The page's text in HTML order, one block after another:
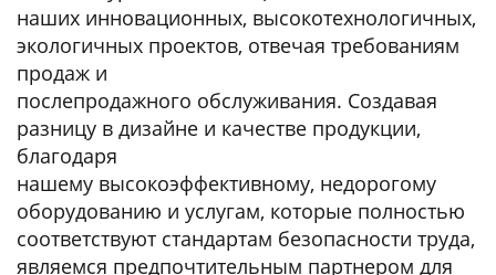
наших инновационных, высокотехнологичных,
экологичных проектов, отвечая требованиям
продаж и
послепродажного обслуживания. Создавая
разницу в дизайне и качестве продукции,
благодаря
нашему высокоэффективному, недорогому
оборудованию и услугам, которые полностью
соответствуют стандартам безопасности труда,
являемся предпочтительным партнером для